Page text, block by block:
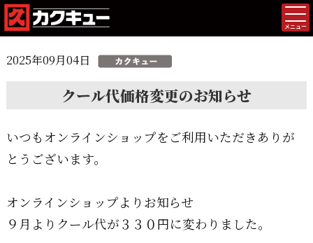
メニュー
2025年09月04日
クール代価格変更のお知らせ
いつもオンラインショップをご利用いただきありが
とうございます。
オンラインショップよりお知らせ
９月よりクール代が３３０円に変わりました。